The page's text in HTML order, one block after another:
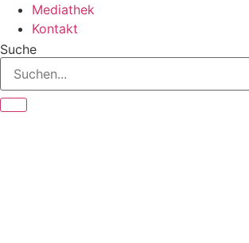
Mediathek
Kontakt
Suche